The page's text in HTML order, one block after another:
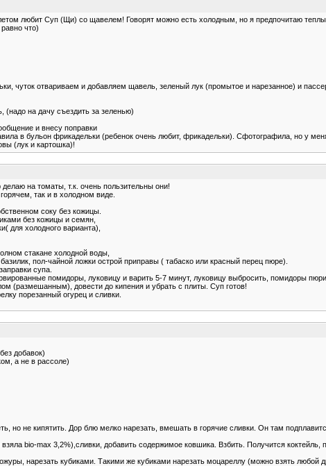
любит Суп (Щи) со щавелем! Говорят можно есть холодным, но я предпочитаю
что)
чуток отвариваем и добавляем щавель, зеленый лук (промытое и нарезанное) и
(надо на дачу съездить за зеленью)
и внесу поправки
в бульон фрикадельки (ребенок очень любит, фрикадельки). Сфотографила, но у
(лук и картошка)!
на томаты, т.к. очень пользительны они!
так и в холодном виде.
соку без кожицы.
без кожицы и семян,
для холодного варианта),
стакане холодной воды,
пол-чайной ложки острой приправы ( табаско или красный перец пюре).
супа.
помидоры, луковицу и варить 5-7 минут, луковицу выбросить, помидоры
(размешанным), довести до кипения и убрать с плиты. Суп готов!
порезанный огурец и сливки.
добавок)
а не в рассоле)
но не кипятить. Дор блю мелко нарезать, вмешать в горячие сливки. Он там
bio-max 3,2%),сливки, добавить содержимое ковшика. Взбить. Получится
нарезать кубиками. Такими же кубиками нарезать моцареллу (можно взять